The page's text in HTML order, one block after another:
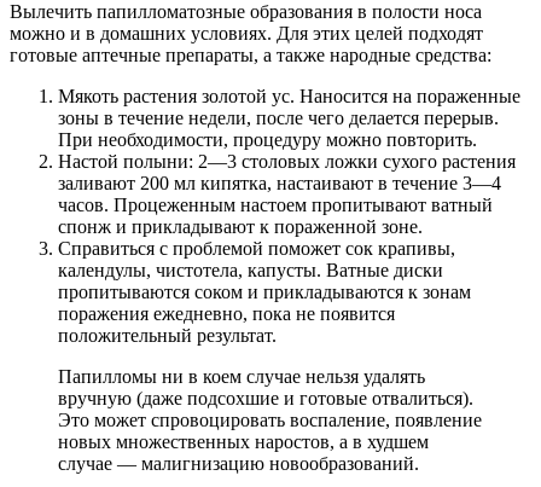
Вылечить папилломатозные образования в полости носа
можно и в домашних условиях. Для этих целей подходят
готовые аптечные препараты, а также народные средства:
Мякоть растения золотой ус. Наносится на пораженные
зоны в течение недели, после чего делается перерыв.
При необходимости, процедуру можно повторить.
Настой полыни: 2—3 столовых ложки сухого растения
заливают 200 мл кипятка, настаивают в течение 3—4
часов. Процеженным настоем пропитывают ватный
спонж и прикладывают к пораженной зоне.
Справиться с проблемой поможет сок крапивы,
календулы, чистотела, капусты. Ватные диски
пропитываются соком и прикладываются к зонам
поражения ежедневно, пока не появится
положительный результат.
Папилломы ни в коем случае нельзя удалять
вручную (даже подсохшие и готовые отвалиться).
Это может спровоцировать воспаление, появление
новых множественных наростов, а в худшем
случае — малигнизацию новообразований.